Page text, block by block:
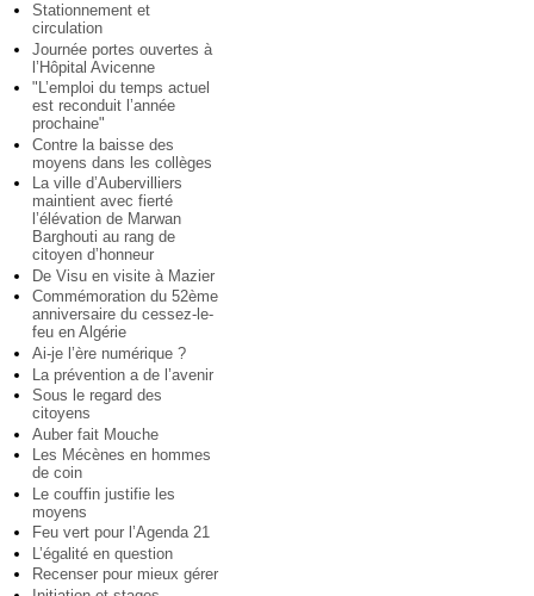
Stationnement et
circulation
Journée portes ouvertes à
l’Hôpital Avicenne
"L’emploi du temps actuel
est reconduit l’année
prochaine"
Contre la baisse des
moyens dans les collèges
La ville d’Aubervilliers
maintient avec fierté
l’élévation de Marwan
Barghouti au rang de
citoyen d’honneur
De Visu en visite à Mazier
Commémoration du 52ème
anniversaire du cessez-le-
feu en Algérie
Ai-je l’ère numérique ?
La prévention a de l’avenir
Sous le regard des
citoyens
Auber fait Mouche
Les Mécènes en hommes
de coin
Le couffin justifie les
moyens
Feu vert pour l’Agenda 21
L’égalité en question
Recenser pour mieux gérer